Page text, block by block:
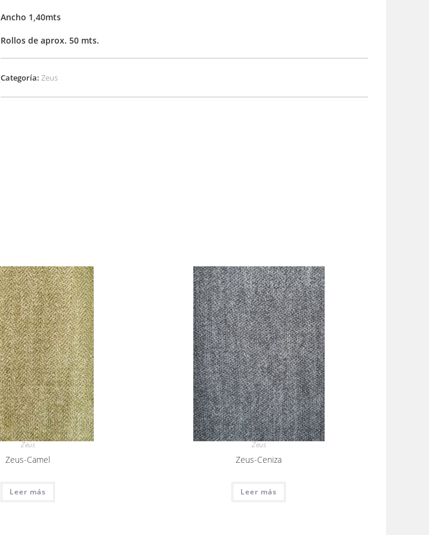
Ancho 1,40mts
Rollos de aprox. 50 mts.
Categoría:Zeus
Zeus
Zeus-Camel
Leer más
Zeus
Zeus-Ceniza
Leer más